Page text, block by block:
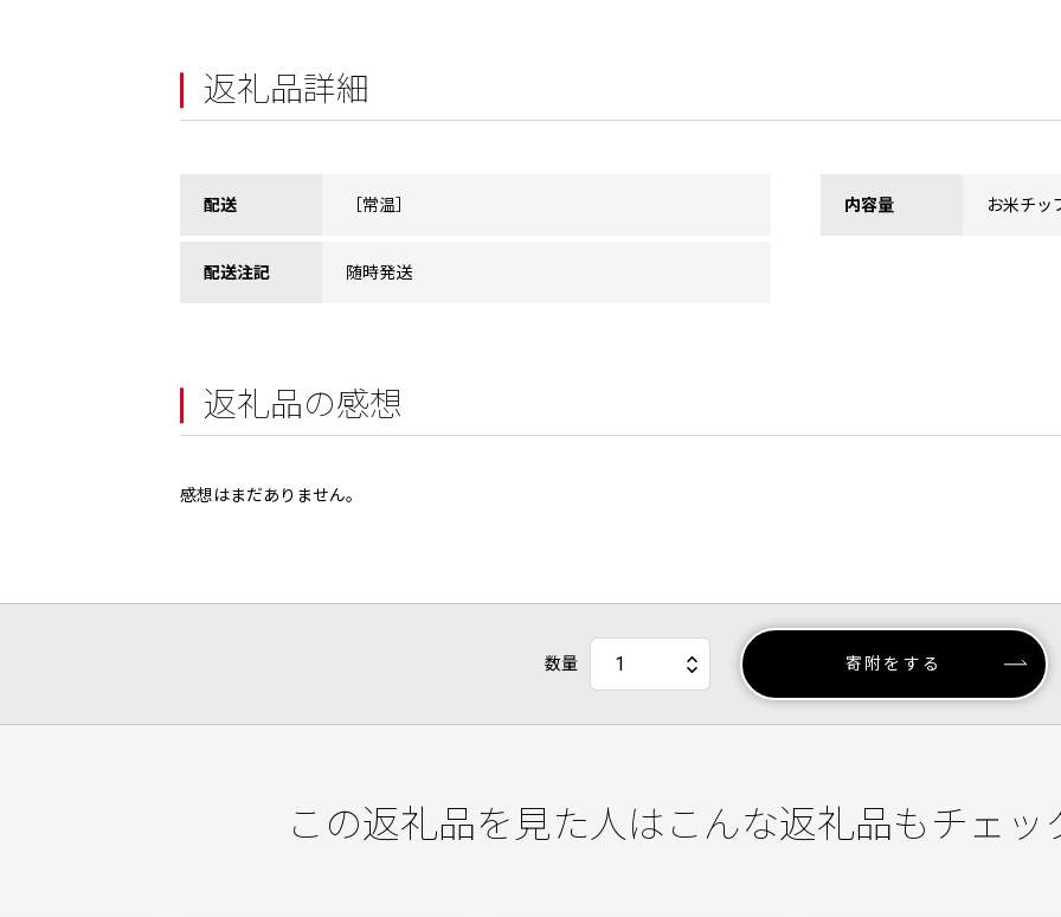
返礼品詳細
配送 ［常温］
配送注記 随時発送
内容量 お米チッ
返礼品の感想
感想はまだありません。
数量 寄附をする
この返礼品を見た人はこんな返礼品もチェッ